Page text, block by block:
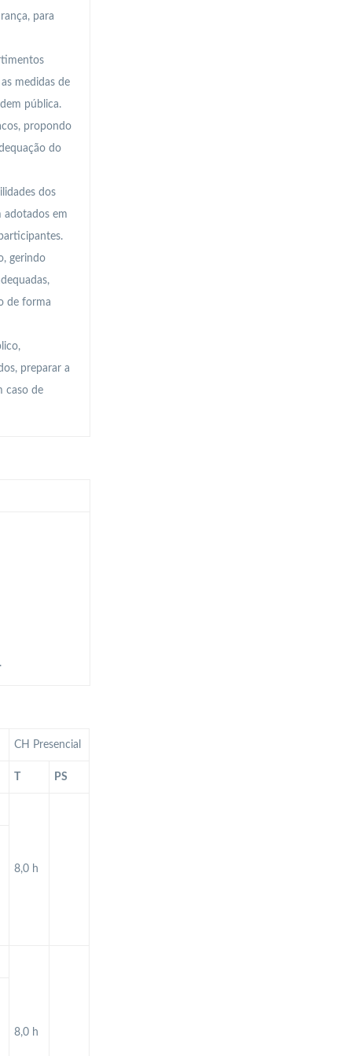
para
medidas de
pública.
propondo
do
dos
adotados em
gerindo
de forma
preparar a
caso de
CH Presencial
T PS
8,0 h
8,0 h